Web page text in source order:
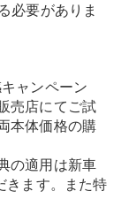
必要がありま
ャンペーン
売店にてご試
本体価格の購
の適用は新車
きます。また特